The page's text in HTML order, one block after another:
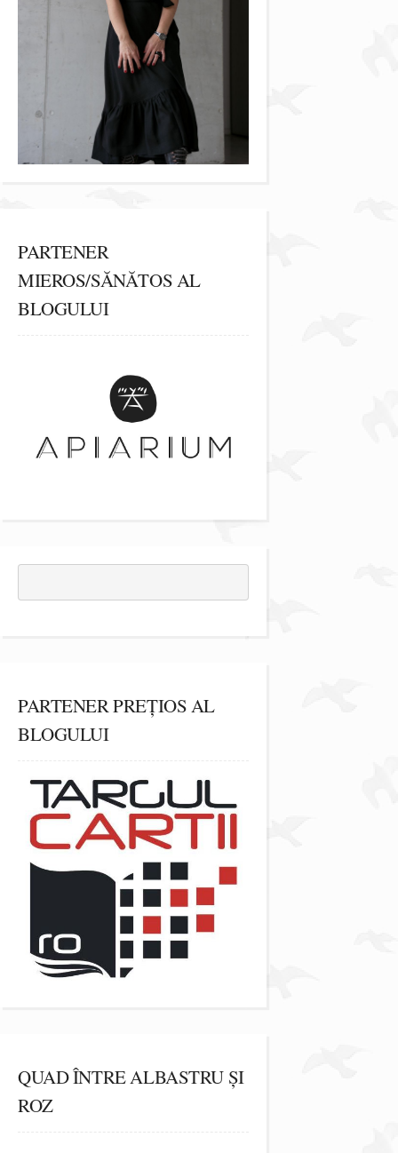
PARTENER
MIEROS/SĂNĂTOS AL
BLOGULUI
PARTENER PREȚIOS AL
BLOGULUI
QUAD ÎNTRE ALBASTRU ȘI
ROZ